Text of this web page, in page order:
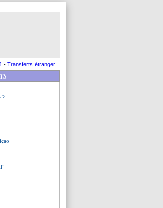
- Transferts étranger
?